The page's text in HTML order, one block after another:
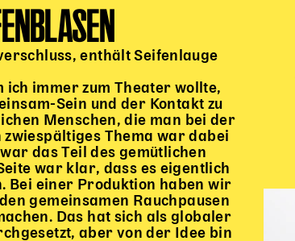
enthält Seifenlauge
ich immer zum Theater wollte,
Sein und der Kontakt zu
Menschen, die man bei der
Thema war dabei
das Teil des gemütlichen
war klar, dass es eigentlich
Bei einer Produktion haben wir
gemeinsamen Rauchpausen
Das hat sich als globaler
aber von der Idee bin